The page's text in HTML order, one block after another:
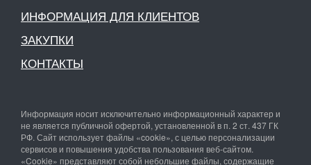
ИНФОРМАЦИЯ ДЛЯ КЛИЕНТОВ
ЗАКУПКИ
КОНТАКТЫ
Информация носит исключительно информационный характер и
не является публичной офертой, установленной в п. 2 ст. 437 ГК
РФ. Сайт использует файлы «cookie», с целью персонализации
сервисов и повышения удобства пользования веб-сайтом.
«Cookie» представляют собой небольшие файлы, содержащие